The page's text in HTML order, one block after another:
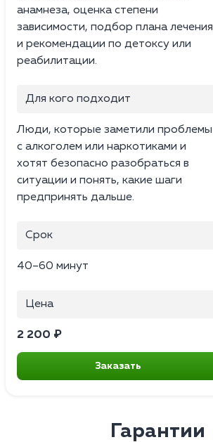
анамнеза, оценка степени
зависимости, подбор плана лечения
и рекомендации по детоксу или
реабилитации.
Для кого подходит
Люди, которые заметили проблемы
с алкоголем или наркотиками и
хотят безопасно разобраться в
ситуации и понять, какие шаги
предпринять дальше.
Срок
40–60 минут
Цена
2 200 ₽
Заказать
Гарантии